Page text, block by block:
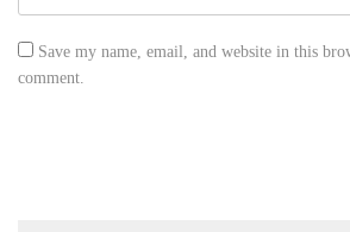
Save my name, email, and website in this
comment.